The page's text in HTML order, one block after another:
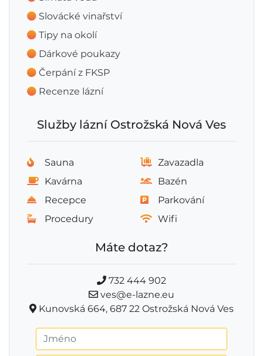
Slovácké vinařství
Tipy na okolí
Dárkové poukazy
Čerpání z FKSP
Recenze lázní
Služby lázní Ostrožská Nová Ves
Sauna
Zavazadla
Kavárna
Bazén
Recepce
Parkování
Procedury
Wifi
Máte dotaz?
732 444 902
ves@e-lazne.eu
Kunovská 664, 687 22 Ostrožská Nová Ves